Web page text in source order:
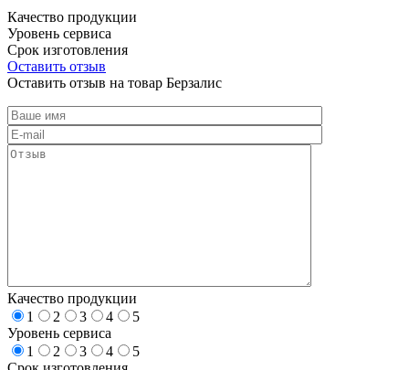
Качество продукции
Уровень сервиса
Срок изготовления
Оставить отзыв
Оставить отзыв на товар Берзалис
Качество продукции
1
2 3 4
5
Уровень сервиса
1
2 3 4
5